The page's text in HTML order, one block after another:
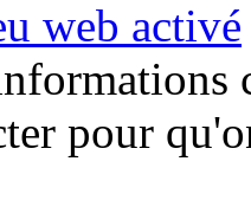
web activé
pour